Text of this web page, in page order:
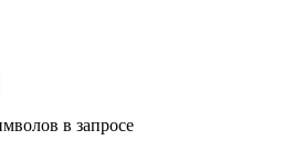
в запросе